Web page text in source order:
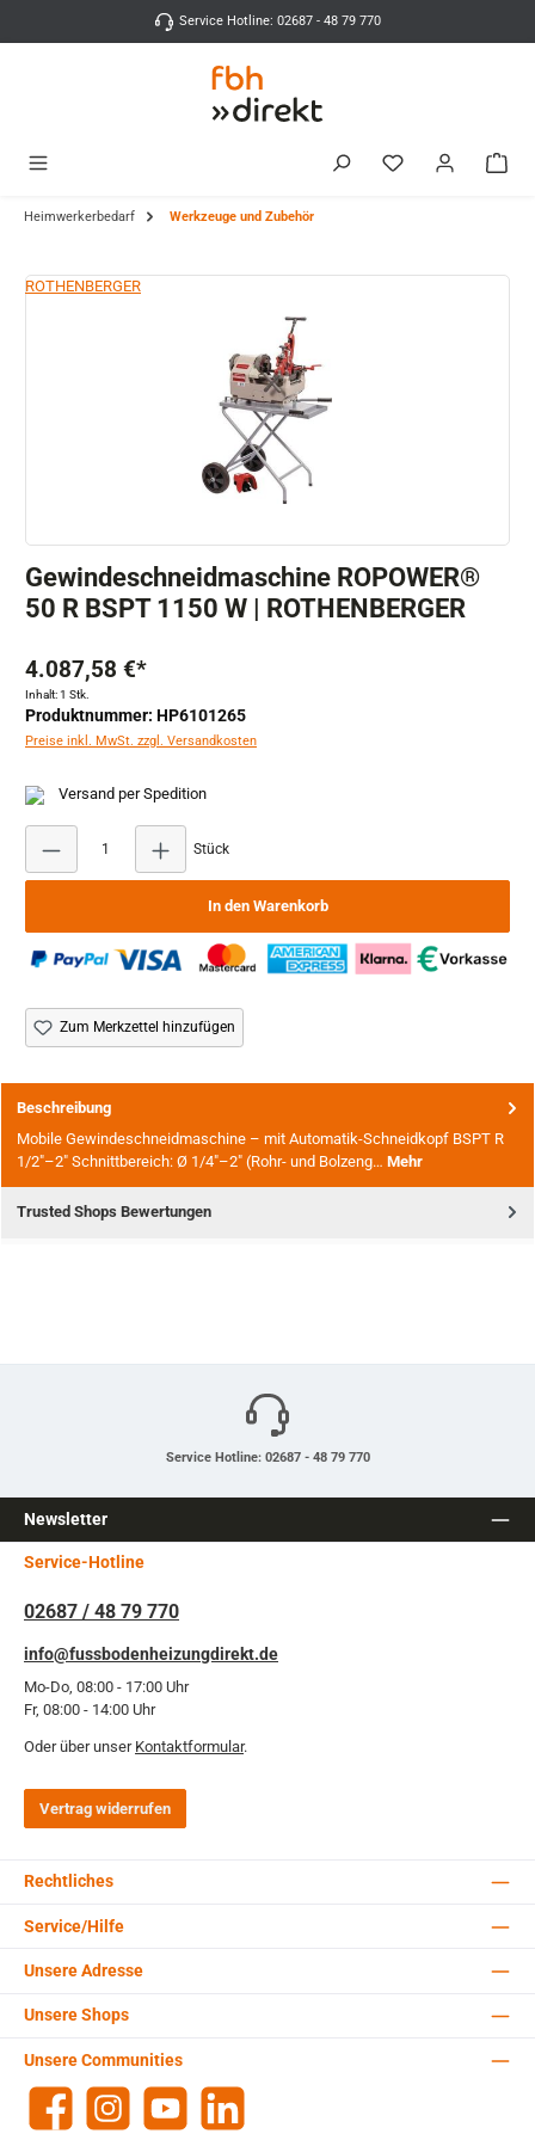
Zum Hauptinhalt springen Service Hotline: 02687 - 48 79 770
Heimwerkerbedarf Werkzeuge und Zubehör
ROTHENBERGER
Bildergalerie überspringen
Gewindeschneidmaschine ROPOWER®
50 R BSPT 1150 W | ROTHENBERGER
4.087,58 €*
Inhalt:1 Stk.
Produktnummer: HP6101265
Preise inkl. MwSt. zzgl. Versandkosten
Versand per Spedition
Stück
In den Warenkorb
Zum Merkzettel hinzufügen
Beschreibung
Mobile Gewindeschneidmaschine – mit Automatik-Schneidkopf BSPT R
1/2″–2″ Schnittbereich: Ø 1/4″–2″ (Rohr- und Bolzeng… Mehr
Trusted Shops Bewertungen
Service Hotline: 02687 - 48 79 770
Newsletter
Service-Hotline
02687 / 48 79 770
info@fussbodenheizungdirekt.de
Mo-Do, 08:00 - 17:00 Uhr
Fr, 08:00 - 14:00 Uhr
Oder über unser Kontaktformular.
Vertrag widerrufen
Rechtliches
Service/Hilfe
Unsere Adresse
Unsere Communities
Facebook Instagram YouTube
Unsere Shops